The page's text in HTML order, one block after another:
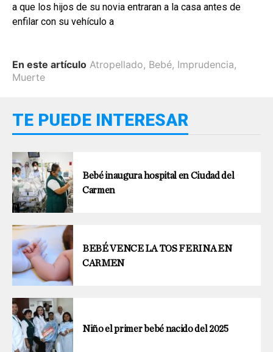
a que los hijos de su novia entraran a la casa antes de
enfilar con su vehículo a
En este artículo Atropellado, Bebé, Imprudencia,
Muerte
TE PUEDE INTERESAR
Bebé inaugura hospital en Ciudad del
Carmen
BEBÉ VENCE LA TOS FERINA EN
CARMEN
Niño el primer bebé nacido del 2025